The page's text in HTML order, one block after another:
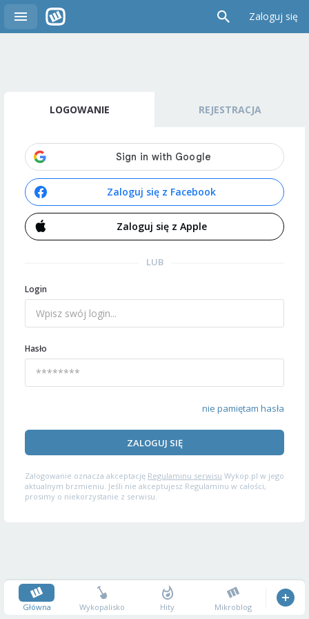
Zaloguj się
LOGOWANIE REJESTRACJA
Zaloguj się z Facebook
Zaloguj się z Apple
LUB
Login
Hasło
nie pamiętam hasła
ZALOGUJ SIĘ
Zalogowanie oznacza akceptację Regulaminu serwisu Wykop.pl w jego
aktualnym brzmieniu. Jeśli nie akceptujesz Regulaminu w całości,
prosimy o niekorzystanie z serwisu.
Główna Wykopalisko Hity Mikroblog